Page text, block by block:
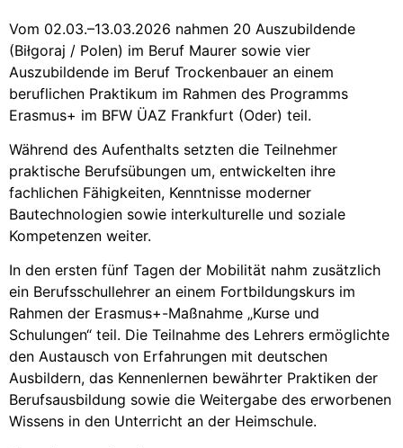
Vom 02.03.–13.03.2026 nahmen 20 Auszubildende
(Biłgoraj / Polen) im Beruf Maurer sowie vier
Auszubildende im Beruf Trockenbauer an einem
beruflichen Praktikum im Rahmen des Programms
Erasmus+ im BFW ÜAZ Frankfurt (Oder) teil.
Während des Aufenthalts setzten die Teilnehmer
praktische Berufsübungen um, entwickelten ihre
fachlichen Fähigkeiten, Kenntnisse moderner
Bautechnologien sowie interkulturelle und soziale
Kompetenzen weiter.
In den ersten fünf Tagen der Mobilität nahm zusätzlich
ein Berufsschullehrer an einem Fortbildungskurs im
Rahmen der Erasmus+-Maßnahme „Kurse und
Schulungen“ teil. Die Teilnahme des Lehrers ermöglichte
den Austausch von Erfahrungen mit deutschen
Ausbildern, das Kennenlernen bewährter Praktiken der
Berufsausbildung sowie die Weitergabe des erworbenen
Wissens in den Unterricht an der Heimschule.